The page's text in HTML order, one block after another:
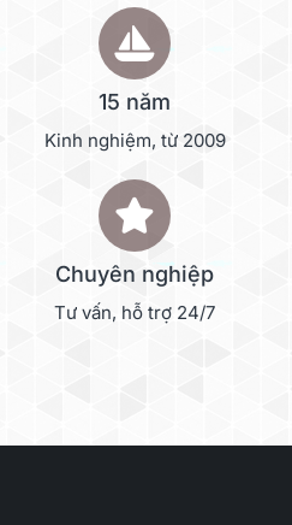
15 năm
Kinh nghiệm, từ 2009
Chuyên nghiệp
Tư vấn, hỗ trợ 24/7